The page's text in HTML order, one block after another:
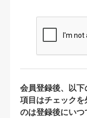
会員登録後、以
項目はチェック
のは登録後にいつ